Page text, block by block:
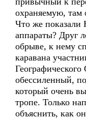
охраняемую, там
Что же показали
аппараты? Друг
обрыве, к нему
каравана
обессиленный,
который очень
тропе. Только
объяснить, как